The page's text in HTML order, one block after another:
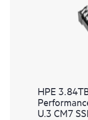
HPE
U.3 CM7